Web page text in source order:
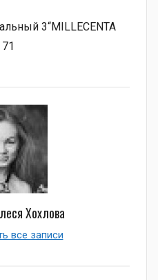
3“MILLECENTA
Хохлова
все записи